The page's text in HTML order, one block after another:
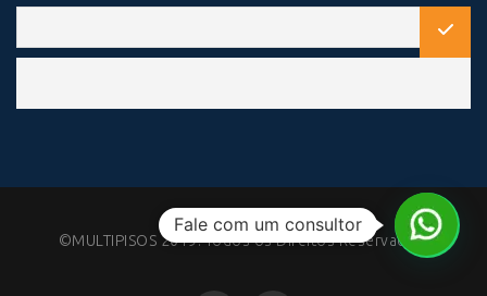
©MULTIPISOS 2019. Todos os Direitos Reservados.
Fale com um consultor